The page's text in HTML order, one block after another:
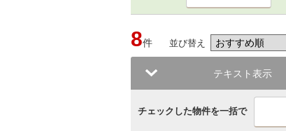
8件 並び替え
テキスト表示
チェックした物件を一括で